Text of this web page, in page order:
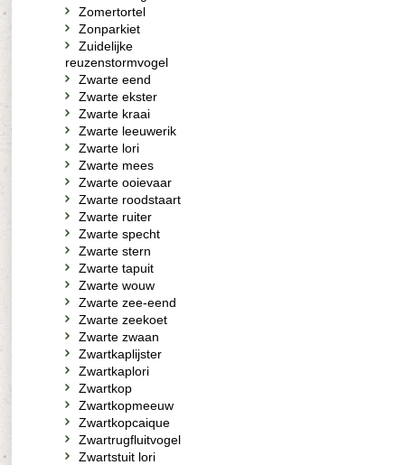
Zomertortel
Zonparkiet
Zuidelijke
reuzenstormvogel
Zwarte eend
Zwarte ekster
Zwarte kraai
Zwarte leeuwerik
Zwarte lori
Zwarte mees
Zwarte ooievaar
Zwarte roodstaart
Zwarte ruiter
Zwarte specht
Zwarte stern
Zwarte tapuit
Zwarte wouw
Zwarte zee-eend
Zwarte zeekoet
Zwarte zwaan
Zwartkaplijster
Zwartkaplori
Zwartkop
Zwartkopmeeuw
Zwartkopcaique
Zwartrugfluitvogel
Zwartstuit lori